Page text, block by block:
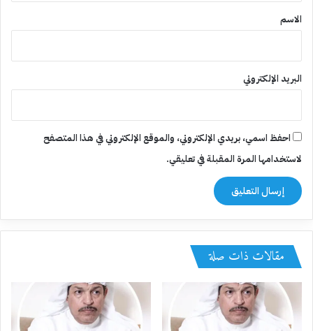
*
الاسم
البريد الإلكتروني
احفظ اسمي، بريدي الإلكتروني، والموقع الإلكتروني في هذا المتصفح
لاستخدامها المرة المقبلة في تعليقي.
مقالات ذات صلة